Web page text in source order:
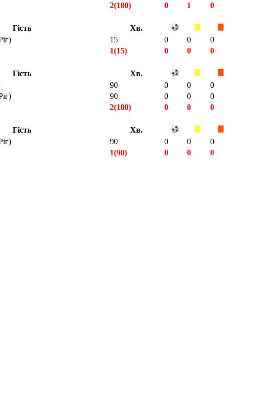
2(180) 0 1
0
Гість
Хв.
15 0 0
0
1(15) 0 0
0
Гість
Хв.
90 0 0
0
90 0 0
0
2(180) 0 0
0
Гість
Хв.
90 0 0
0
1(90) 0 0
0